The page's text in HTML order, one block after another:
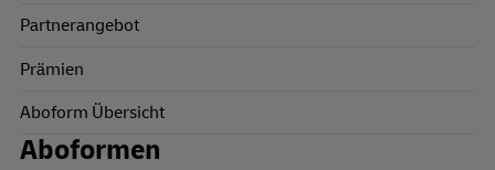
Partnerangebot
Prämien
Aboform Übersicht
Aboformen